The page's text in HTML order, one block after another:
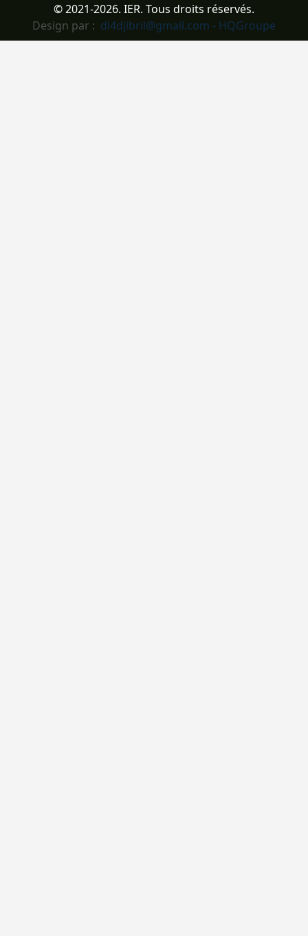
© 2021-2026. IER. Tous droits réservés.
Design par : dl4djibril@gmail.com - HQGroupe